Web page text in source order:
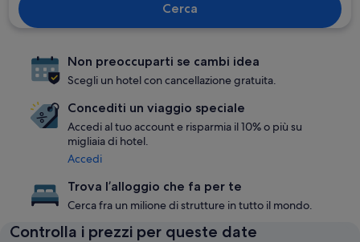
Cerca
Non preoccuparti se cambi idea
Scegli un hotel con cancellazione gratuita.
Concediti un viaggio speciale
Accedi al tuo account e risparmia il 10% o più su
migliaia di hotel.
Accedi
Trova l’alloggio che fa per te
Cerca fra un milione di strutture in tutto il mondo.
Controlla i prezzi per queste date